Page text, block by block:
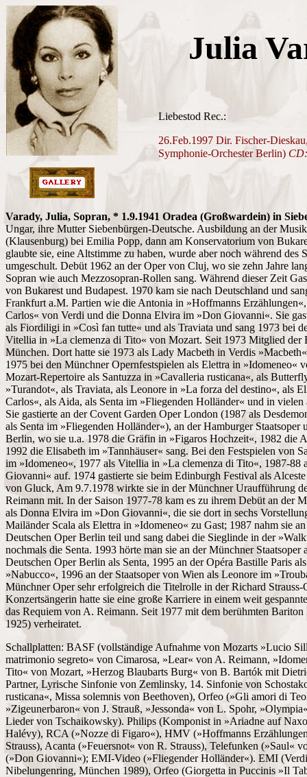
Julia
Liebestod Rec.:
26.Feb.1997 Dir. Fischer-Die
Symphonie-Orchester Berlin)
Varady, Julia, Sopran, * 1.9.1941 Oradea (Großwardein) in
Ungar, ihre Mutter Siebenbürgen-Deutsche. Ausbildung an der
(Klausenburg) bei Emilia Popp, dann am Konservatorium von
glaubte sie, eine Altstimme zu haben, wurde aber noch während des
umgeschult. Debüt 1962 an der Oper von Cluj, wo sie zehn Jahre
Sopran wie auch Mezzosopran-Rollen sang. Während dieser Zeit
von Bukarest und Budapest. 1970 kam sie nach Deutschland und
Frankfurt a.M. Partien wie die Antonia in »Hoffmanns
Carlos« von Verdi und die Donna Elvira im »Don Giovanni«. Sie
als Fiordiligi in »Così fan tutte« und als Traviata und sang 1973 bei
Vitellia in »La clemenza di Tito« von Mozart. Seit 1973 Mitglied der
München. Dort hatte sie 1973 als Lady Macbeth in Verdis
1975 bei den Münchner Opernfestspielen als Elettra in »Idomeneo«
Mozart-Repertoire als Santuzza in »Cavalleria rusticana«, als
»Turandot«, als Traviata, als Leonore in »La forza del destino«, als
Carlos«, als Aida, als Senta im »Fliegenden Holländer« und in vielen
Sie gastierte an der Covent Garden Oper London (1987 als
als Senta im »Fliegenden Holländer«), an der Hamburger Staatsoper
Berlin, wo sie u.a. 1978 die Gräfin in »Figaros Hochzeit«, 1982 die
1992 die Elisabeth im »Tannhäuser« sang. Bei den Festspielen von
im »Idomeneo«, 1977 als Vitellia in »La clemenza di Tito«, 1987-88
Giovanni« auf. 1974 gastierte sie beim Edinburgh Festival als
von Gluck, Am 9.7.1978 wirkte sie in der Münchner Uraufführung
Reimann mit. In der Saison 1977-78 kam es zu ihrem Debüt an der
als Donna Elvira im »Don Giovanni«, die sie dort in sechs
Mailänder Scala als Elettra in »Idomeneo« zu Gast; 1987 nahm sie
Deutschen Oper Berlin teil und sang dabei die Sieglinde in der
nochmals die Senta. 1993 hörte man sie an der Münchner Staatsoper
Deutschen Oper Berlin als Senta, 1995 an der Opéra Bastille Paris
»Nabucco«, 1996 an der Staatsoper von Wien als Leonore im
Münchner Oper sehr erfolgreich die Titelrolle in der Richard
Konzertsängerin hatte sie eine große Karriere in einem weit
das Requiem von A. Reimann. Seit 1977 mit dem berühmten
1925) verheiratet.
Schallplatten: BASF (vollständige Aufnahme von Mozarts »Lucio
matrimonio segreto« von Cimarosa, »Lear« von A. Reimann,
Tito« von Mozart, »Herzog Blaubarts Burg« von B. Bartók mit
Partner, Lyrische Sinfonie von Zemlinsky, 14. Sinfonie von
rusticana«, Missa solemnis von Beethoven), Orfeo (»Gli amori di
»Zigeunerbaron« von J. Strauß, »Jessonda« von L. Spohr,
Lieder von Tschaikowsky). Philips (Komponist in »Ariadne auf
Halévy), RCA (»Nozze di Figaro«), HMV (»Hoffmanns
Strauss), Acanta (»Feuersnot« von R. Strauss), Telefunken (»Saul«
(»Don Giovanni«); EMI-Video (»Fliegender Holländer«). EMI
Nibelungenring, München 1989), Orfeo (Giorgetta in Puccinis »Il